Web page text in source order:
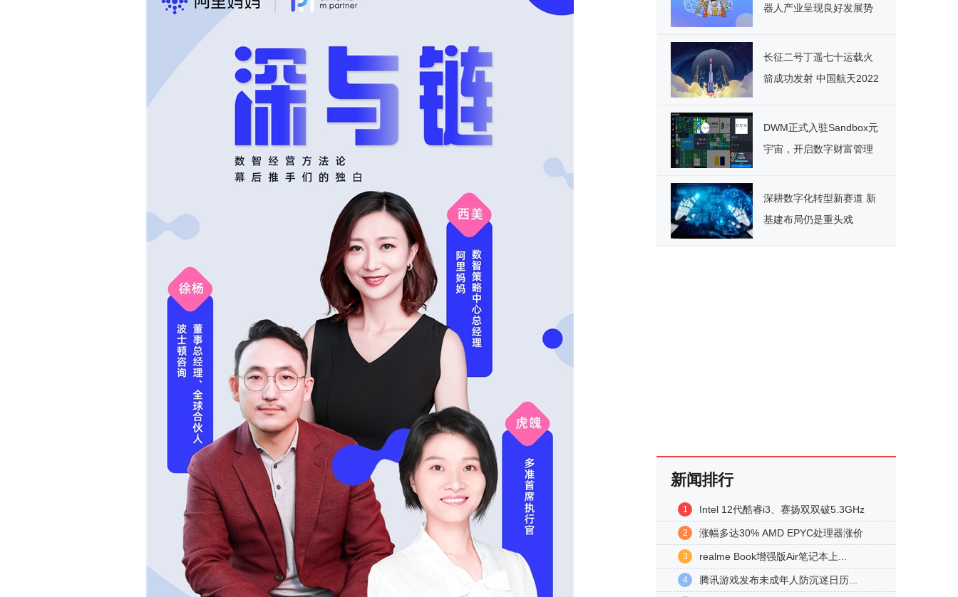
器人产业呈现良好发展势
长征二号丁遥七十运载火
箭成功发射 中国航天2022
DWM正式入驻Sandbox元
宇宙，开启数字财富管理
深耕数字化转型新赛道 新
基建布局仍是重头戏
新闻排行
1 Intel 12代酷睿i3、赛扬双双破5.3GHz
2 涨幅多达30% AMD EPYC处理器涨价
3 realme Book增强版Air笔记本上...
4 腾讯游戏发布未成年人防沉迷日历...